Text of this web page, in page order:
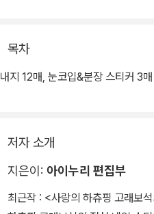
목차
내지 12매, 눈코입&분장 스티커 3매
저자 소개
지은이: 아이누리 편집부
최근작 : <사랑의 하츄핑 고래보